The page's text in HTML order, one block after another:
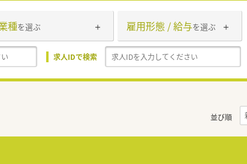
種を選ぶ 雇用形態 / 給与を選ぶ
求人IDで検索
並び順